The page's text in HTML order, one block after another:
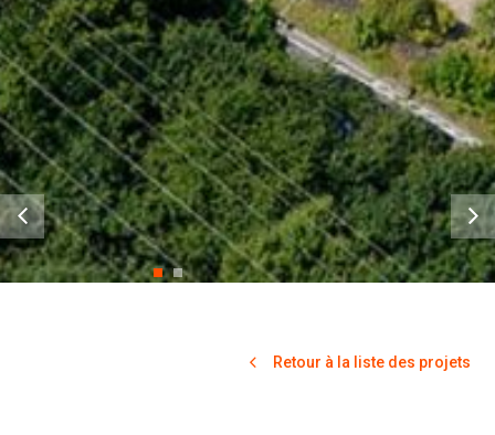
Retour à la liste des projets